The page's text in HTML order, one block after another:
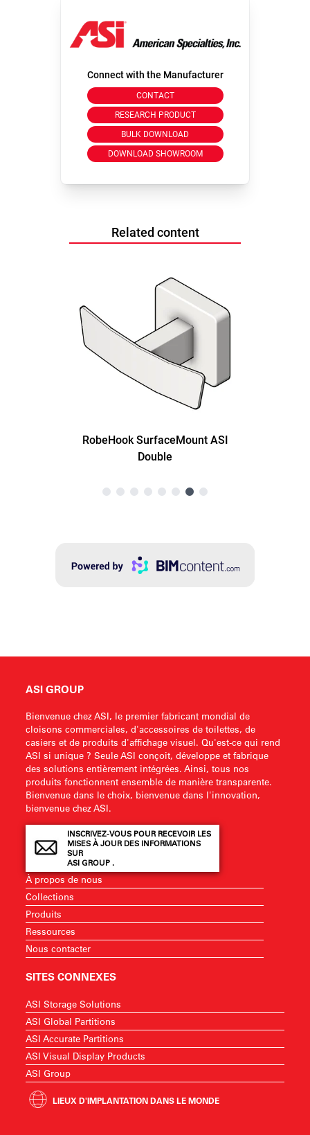
ASI GROUP
Bienvenue chez ASI, le premier fabricant mondial de
cloisons commerciales, d'accessoires de toilettes, de
casiers et de produits d'affichage visuel. Qu'est-ce qui rend
ASI si unique ? Seule ASI conçoit, développe et fabrique
des solutions entièrement intégrées. Ainsi, tous nos
produits fonctionnent ensemble de manière transparente.
Bienvenue dans le choix, bienvenue dans l'innovation,
bienvenue chez ASI.
INSCRIVEZ-VOUS POUR RECEVOIR LES
MISES À JOUR DES INFORMATIONS
SUR
ASI GROUP .
À propos de nous
Collections
Produits
Ressources
Nous contacter
SITES CONNEXES
ASI Storage Solutions
ASI Global Partitions
ASI Accurate Partitions
ASI Visual Display Products
ASI Group
LIEUX D'IMPLANTATION DANS LE MONDE